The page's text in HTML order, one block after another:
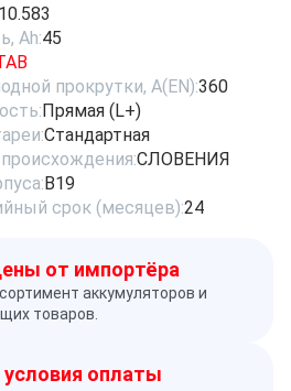
10.583
Ah:45
прокрутки, A(EN):360
Прямая (L+)
Стандартная
СЛОВЕНИЯ
B19
срок (месяцев):24
от импортёра
аккумуляторов и
товаров.
оплаты